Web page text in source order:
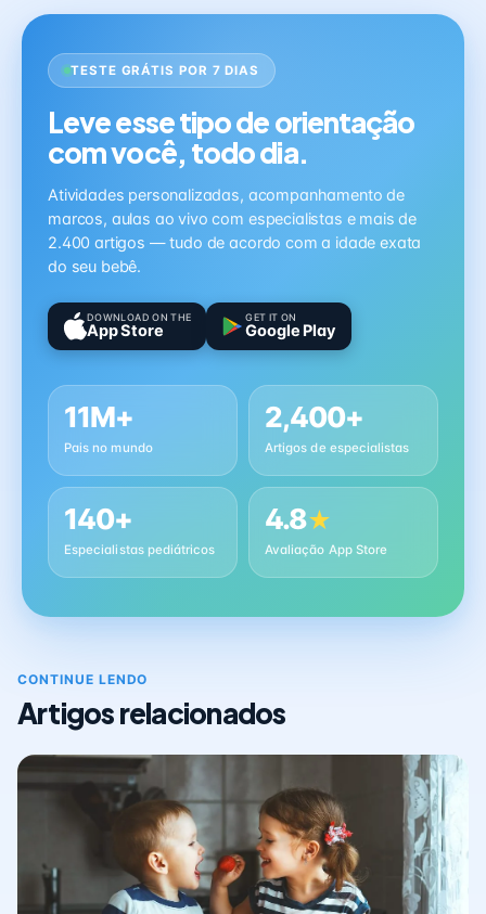
TESTE GRÁTIS POR 7 DIAS
Leve esse tipo de orientação
com você, todo dia.
Atividades personalizadas, acompanhamento de
marcos, aulas ao vivo com especialistas e mais de
2.400 artigos — tudo de acordo com a idade exata
do seu bebê.
DOWNLOAD ON THE
App Store
GET IT ON
Google Play
11M+
Pais no mundo
2,400+
Artigos de especialistas
140+
Especialistas pediátricos
4.8★
Avaliação App Store
CONTINUE LENDO
Artigos relacionados